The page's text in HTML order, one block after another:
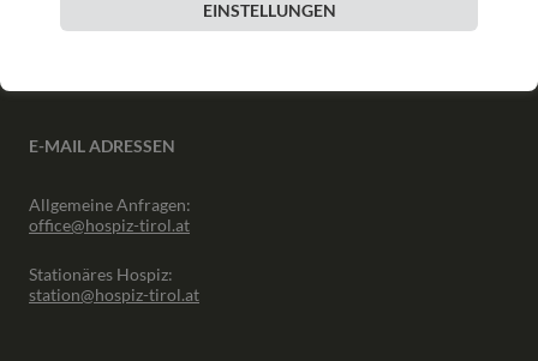
Partner
E-MAIL ADRESSEN
Allgemeine Anfragen:
office@hospiz-tirol.at
Stationäres Hospiz:
station@hospiz-tirol.at
EINSTELLUNGEN